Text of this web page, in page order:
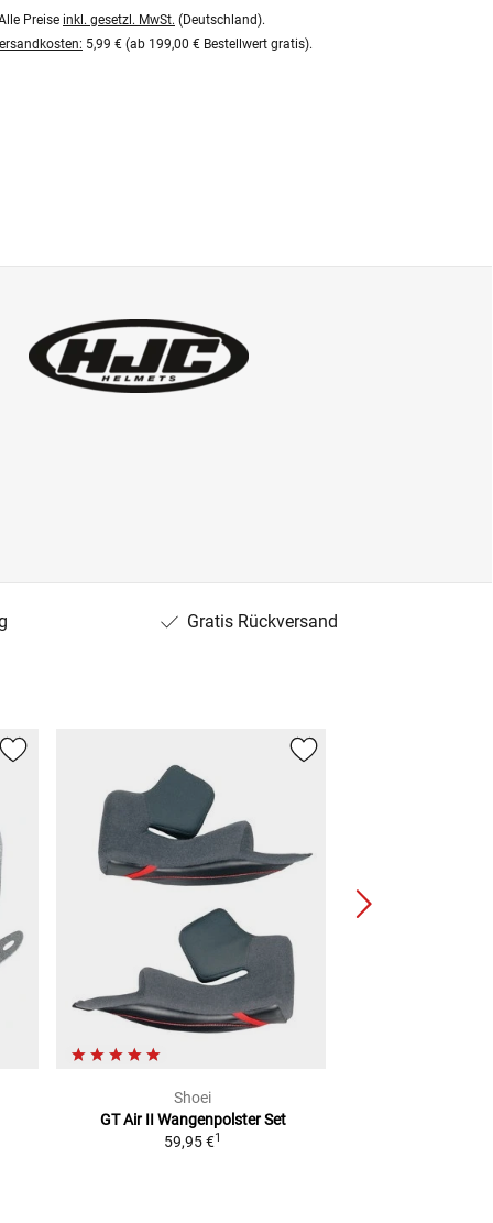
Preise inkl. gesetzl. MwSt. (Deutschland).
5,99 € (ab 199,00 € Bestellwert gratis).
Gratis Rückversand
Shoei
GT Air II Wangenpolster Set
59,95 €1